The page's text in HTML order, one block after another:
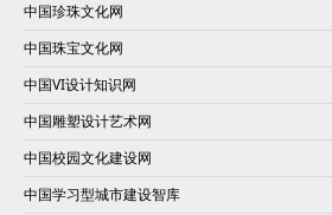
中国珍珠文化网
中国珠宝文化网
中国VI设计知识网
中国雕塑设计艺术网
中国校园文化建设网
中国学习型城市建设智库